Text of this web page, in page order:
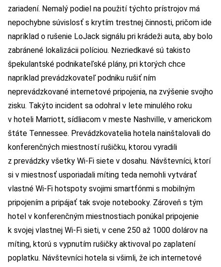
zariadení. Nemalý podiel na použití týchto prístrojov má
nepochybne súvislosť s krytím trestnej činnosti, pričom ide
napríklad o rušenie LoJack signálu pri krádeži auta, aby bolo
zabránené lokalizácii políciou. Nezriedkavé sú takisto
špekulantské podnikateľské plány, pri ktorých chce
napríklad prevádzkovateľ podniku rušiť ním
neprevádzkované internetové pripojenia, na zvýšenie svojho
zisku. Takýto incident sa odohral v lete minulého roku
v hoteli Marriott, sídliacom v meste Nashville, v americkom
štáte Tennessee. Prevádzkovatelia hotela nainštalovali do
konferenčných miestností rušičku, ktorou vyradili
z prevádzky všetky Wi-Fi siete v dosahu. Návštevníci, ktorí
si v miestnosť usporiadali míting teda nemohli vytvárať
vlastné Wi-Fi hotspoty svojimi smartfónmi s mobilným
pripojením a pripájať tak svoje notebooky. Zároveň s tým
hotel v konferenčným miestnostiach ponúkal pripojenie
k svojej vlastnej Wi-Fi sieti, v cene 250 až 1000 dolárov na
míting, ktorú s vypnutím rušičky aktivoval po zaplatení
poplatku. Návštevníci hotela si všimli, že ich internetové